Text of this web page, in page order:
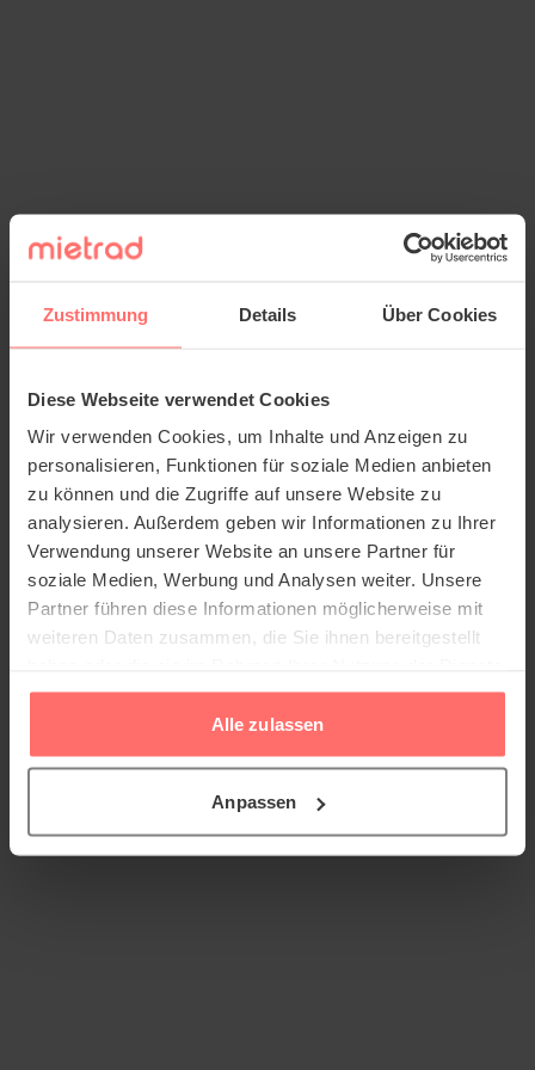
Zustimmung Details Über Cookies
Diese Webseite verwendet Cookies
Wir verwenden Cookies, um Inhalte und Anzeigen zu
personalisieren, Funktionen für soziale Medien anbieten
zu können und die Zugriffe auf unsere Website zu
analysieren. Außerdem geben wir Informationen zu Ihrer
Verwendung unserer Website an unsere Partner für
soziale Medien, Werbung und Analysen weiter. Unsere
Partner führen diese Informationen möglicherweise mit
weiteren Daten zusammen, die Sie ihnen bereitgestellt
gesammelt haben.
Alle zulassen
Anpassen